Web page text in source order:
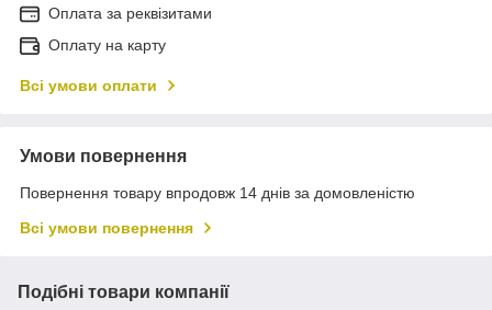
Оплата за реквізитами
Оплату на карту
Всі умови оплати
Умови повернення
Повернення товару впродовж 14 днів за домовленістю
Всі умови повернення
Подібні товари компанії